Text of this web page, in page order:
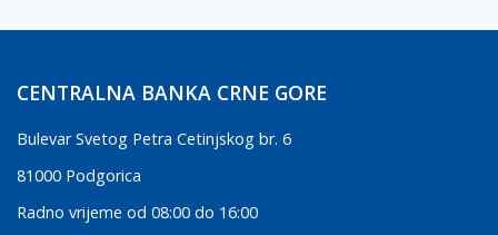
CENTRALNA BANKA CRNE GORE
Bulevar Svetog Petra Cetinjskog br. 6
81000 Podgorica
Radno vrijeme od 08:00 do 16:00